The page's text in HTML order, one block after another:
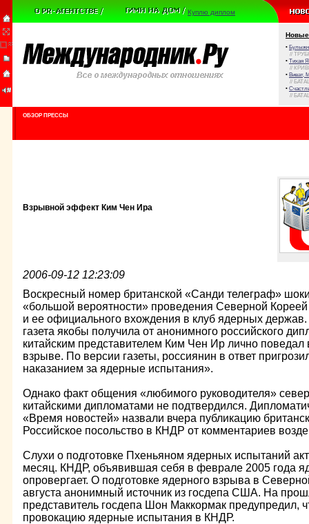
Куплю диплом
Новые
•
//
• Тихая
//
• Виват,
//
•
//
ОБЗОР ПРЕССЫ
Взрывной эффект Ким Чен Ира
2006-09-12 12:23:09
Воскресный номер британской «Санди телеграф»
«большой вероятности» проведения Северной
и ее официального вхождения в клуб ядерных
газета якобы получила от анонимного российского
китайским представителем Ким Чен Ир лично
взрыве. По версии газеты, россиянин в ответ
наказанием за ядерные испытания».
Однако факт общения «любимого руководителя»
китайскими дипломатами не подтвердился.
«Время новостей» назвали вчера публикацию
Российское посольство в КНДР от комментариев
Слухи о подготовке Пхеньяном ядерных испытаний
месяц. КНДР, объявившая себя в феврале 2005 года
опровергает. О подготовке ядерного взрыва в
августа анонимный источник из госдепа США. На
представитель госдепа Шон Маккормак предупредил,
провокацию ядерные испытания в КНДР.